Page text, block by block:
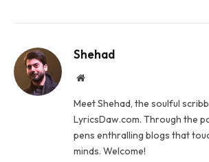
Shehad
Website
Meet Shehad, the soulful
LyricsDaw.com. Through the
pens enthralling blogs that
minds. Welcome!